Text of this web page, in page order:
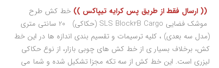
(( ارسال فقط از طریق پس کرایه تیپاکس )) خط کش طرح
موشک فضایی SLS Block2B Cargo (حکاکی) 20 سانتی متری
(مدل سه بعدی) ، کلیه ترسیمات و تقسیم بندی اندازه ها در این خط
کش، برخلاف بسیار ی از خط کش های چوبی بازار، از نوع حکاکی
لیزری است. این خط کش از سه تکه مجزا تشکیل شده و شما می